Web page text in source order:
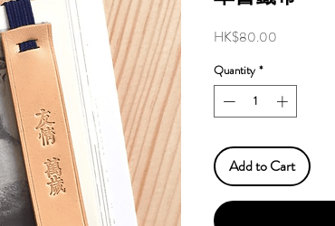
HK$80.00
Quantity *
Add to Cart